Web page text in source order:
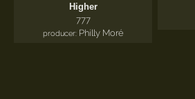
Higher
777
producer: Philly Moré